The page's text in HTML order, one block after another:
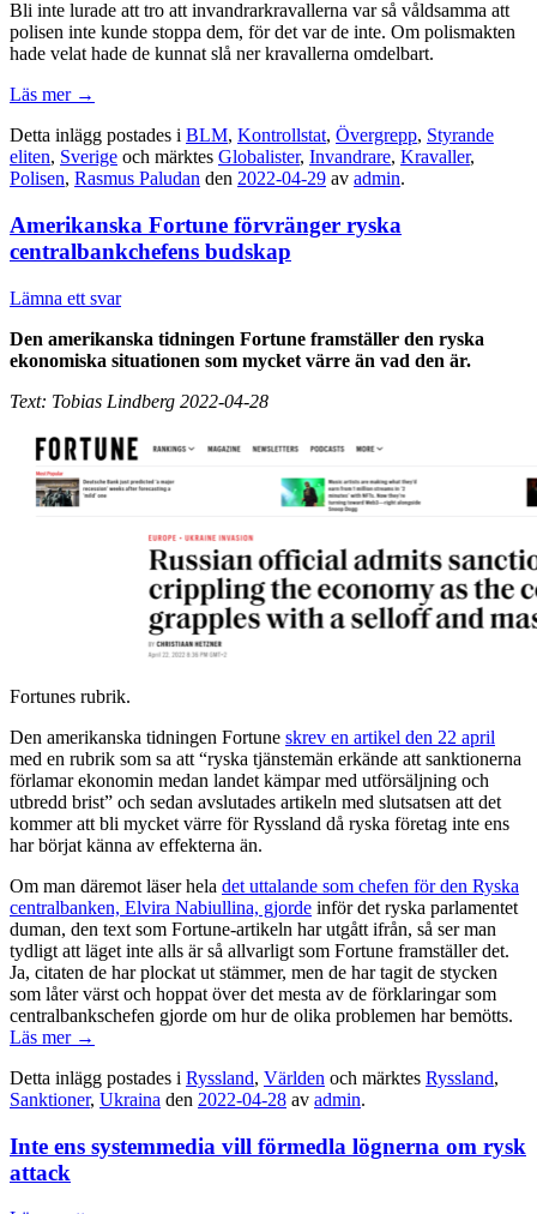
Bli inte lurade att tro att invandrarkravallerna var så våldsamma att
polisen inte kunde stoppa dem, för det var de inte. Om polismakten
hade velat hade de kunnat slå ner kravallerna omdelbart.
Läs mer →
Detta inlägg postades i BLM, Kontrollstat, Övergrepp, Styrande
eliten, Sverige och märktes Globalister, Invandrare, Kravaller,
Polisen, Rasmus Paludan den 2022-04-29 av admin.
Amerikanska Fortune förvränger ryska
centralbankchefens budskap
Lämna ett svar
Den amerikanska tidningen Fortune framställer den ryska
ekonomiska situationen som mycket värre än vad den är.
Text: Tobias Lindberg 2022-04-28
Fortunes rubrik.
Den amerikanska tidningen Fortune skrev en artikel den 22 april
med en rubrik som sa att “ryska tjänstemän erkände att sanktionerna
förlamar ekonomin medan landet kämpar med utförsäljning och
utbredd brist” och sedan avslutades artikeln med slutsatsen att det
kommer att bli mycket värre för Ryssland då ryska företag inte ens
har börjat känna av effekterna än.
Om man däremot läser hela det uttalande som chefen för den Ryska
centralbanken, Elvira Nabiullina, gjorde inför det ryska parlamentet
duman, den text som Fortune-artikeln har utgått ifrån, så ser man
tydligt att läget inte alls är så allvarligt som Fortune framställer det.
Ja, citaten de har plockat ut stämmer, men de har tagit de stycken
som låter värst och hoppat över det mesta av de förklaringar som
centralbankschefen gjorde om hur de olika problemen har bemötts.
Läs mer →
Detta inlägg postades i Ryssland, Världen och märktes Ryssland,
Sanktioner, Ukraina den 2022-04-28 av admin.
Inte ens systemmedia vill förmedla lögnerna om rysk
attack